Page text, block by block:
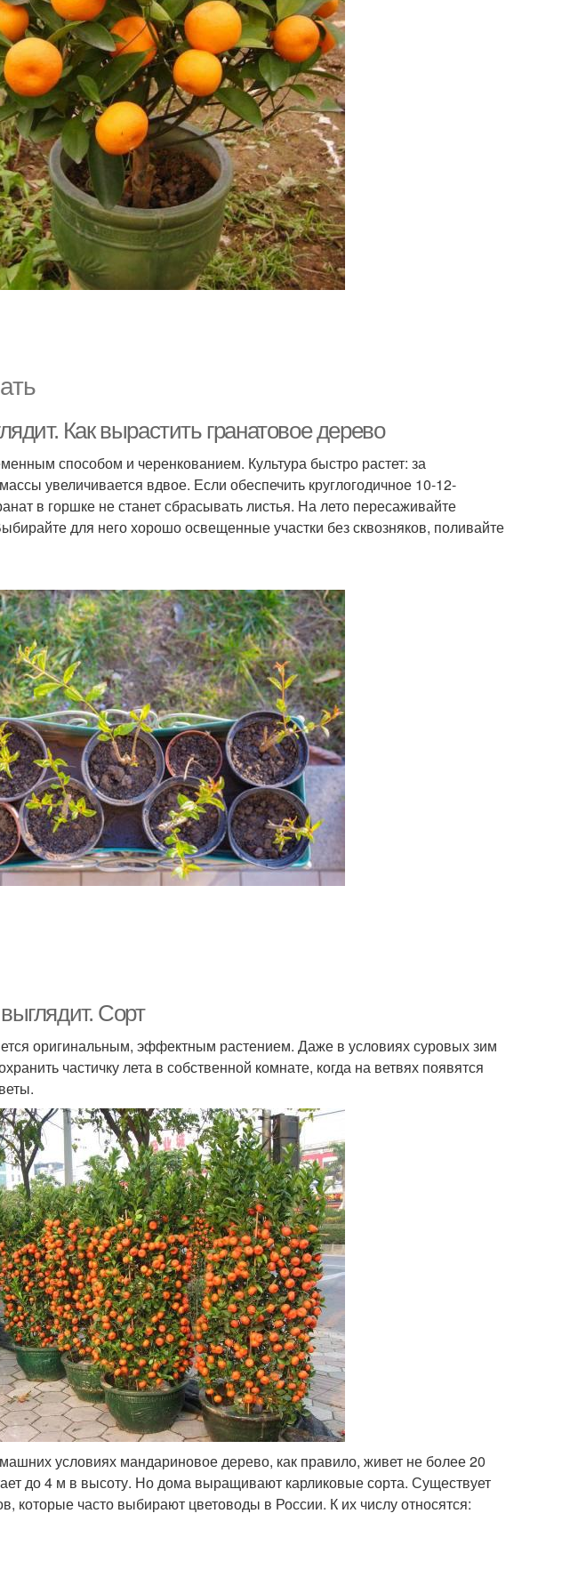
Как вырастить гранатовое дерево
способом и черенкованием. Культура быстро растет: за
увеличивается вдвое. Если обеспечить круглогодичное 10-12-
в горшке не станет сбрасывать листья. На лето пересаживайте
для него хорошо освещенные участки без сквозняков, поливайте
Сорт
оригинальным, эффектным растением. Даже в условиях суровых зим
частичку лета в собственной комнате, когда на ветвях появятся
условиях мандариновое дерево, как правило, живет не более 20
до 4 м в высоту. Но дома выращивают карликовые сорта. Существует
которые часто выбирают цветоводы в России. К их числу относятся: